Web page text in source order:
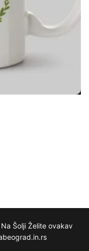
Šolji Želite ovakav